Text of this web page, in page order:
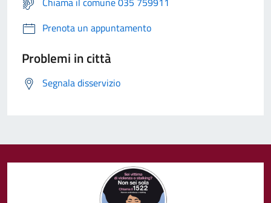
Prenota un appuntamento
Problemi in città
Segnala disservizio